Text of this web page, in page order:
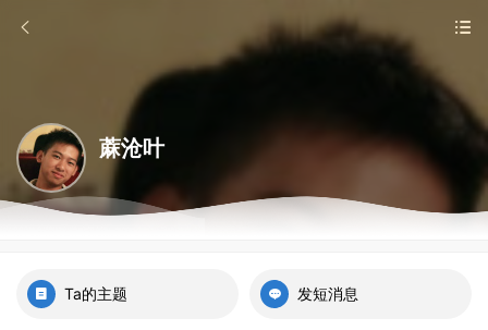
蔴沧叶
Ta的主题 发短消息